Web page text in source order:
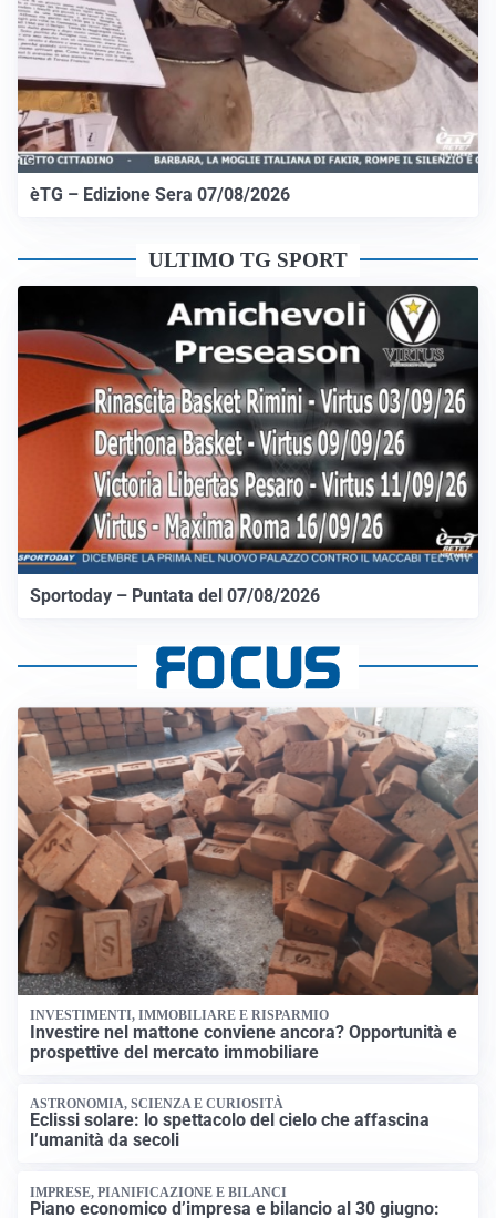
èTG – Edizione Sera 07/08/2026
ULTIMO TG SPORT
Sportoday – Puntata del 07/08/2026
INVESTIMENTI, IMMOBILIARE E RISPARMIO
Investire nel mattone conviene ancora? Opportunità e
prospettive del mercato immobiliare
ASTRONOMIA, SCIENZA E CURIOSITÀ
Eclissi solare: lo spettacolo del cielo che affascina
l’umanità da secoli
IMPRESE, PIANIFICAZIONE E BILANCI
Piano economico d’impresa e bilancio al 30 giugno: